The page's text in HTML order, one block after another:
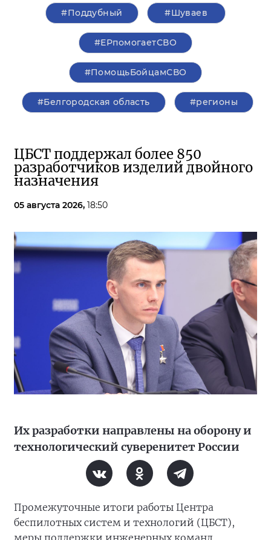
#Поддубный #Шуваев
#ЕРпомогаетСВО
#ПомощьБойцамСВО
#Белгородская область #регионы
ЦБСТ поддержал более 850
разработчиков изделий двойного
назначения
05 августа 2026, 18:50
Их разработки направлены на оборону и
технологический суверенитет России
Промежуточные итоги работы Центра
беспилотных систем и технологий (ЦБСТ),
меры поддержки инженерных команд,